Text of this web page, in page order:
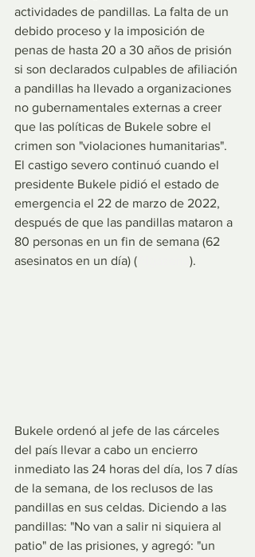
actividades de pandillas. La falta de un
debido proceso y la imposición de
penas de hasta 20 a 30 años de prisión
si son declarados culpables de afiliación
a pandillas ha llevado a organizaciones
no gubernamentales externas a creer
que las políticas de Bukele sobre el
crimen son "violaciones humanitarias".
El castigo severo continuó cuando el
presidente Bukele pidió el estado de
emergencia el 22 de marzo de 2022,
después de que las pandillas mataron a
80 personas en un fin de semana (62
asesinatos en un día) (
).
Bukele ordenó al jefe de las cárceles
del país llevar a cabo un encierro
inmediato las 24 horas del día, los 7 días
de la semana, de los reclusos de las
pandillas en sus celdas. Diciendo a las
pandillas: "No van a salir ni siquiera al
patio" de las prisiones, y agregó: "un